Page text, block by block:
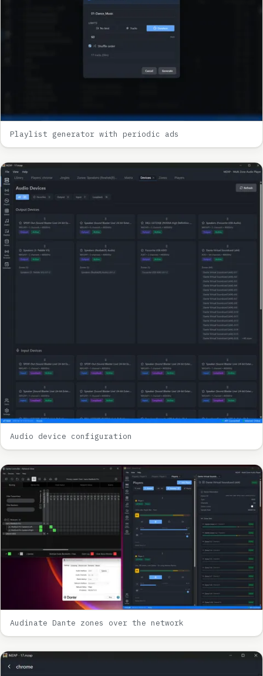
Playlist generator with periodic ads
Audio device configuration
Audinate Dante zones over the network